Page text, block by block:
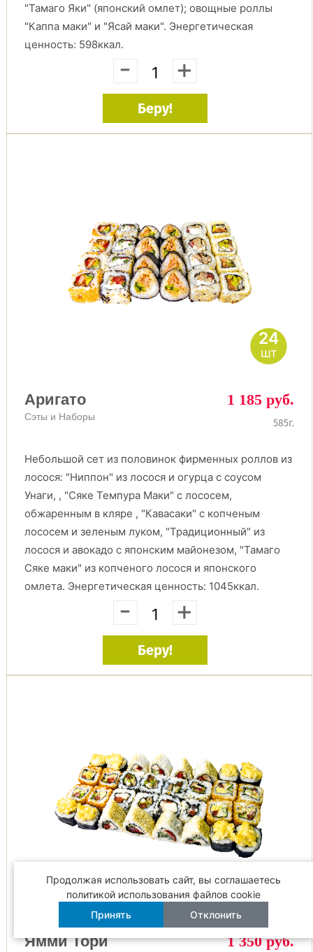
"Тамаго Яки" (японский омлет); овощные роллы
"Каппа маки" и "Ясай маки". Энергетическая
ценность: 598ккал.
- +
Беру!
24
шт
Аригато
Сэты и Наборы
1 185 руб.
585г.
Небольшой сет из половинок фирменных роллов из
лосося: "Ниппон" из лосося и огурца с соусом
Унаги, , "Сяке Темпура Маки" с лососем,
обжаренным в кляре , "Кавасаки" с копченым
лососем и зеленым луком, "Традиционный" из
лосося и авокадо с японским майонезом, "Тамаго
Сяке маки" из копченого лосося и японского
омлета. Энергетическая ценность: 1045ккал.
- +
Беру!
32
шт
Ямми Тори 1 350 руб.
Продолжая использовать сайт, вы соглашаетесь
политикой использования файлов cookie
Принять
Отклонить